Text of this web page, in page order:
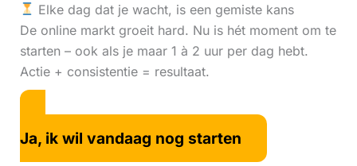
Elke dag dat je wacht, is een gemiste kans
De online markt groeit hard. Nu is hét moment om te
starten – ook als je maar 1 à 2 uur per dag hebt.
Actie + consistentie = resultaat.
Ja, ik wil vandaag nog starten